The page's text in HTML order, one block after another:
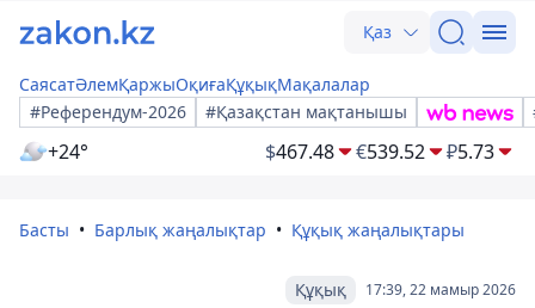
Қаз
СаясатӘлемҚаржыОқиғаҚұқықМақалалар
#Референдум-2026
#Қазақстан мақтанышы
+24° $467.48 €539.52 ₽5.73
Басты Барлық жаңалықтар Құқық жаңалықтары
17:39, 22 мамыр 2026
Құқық